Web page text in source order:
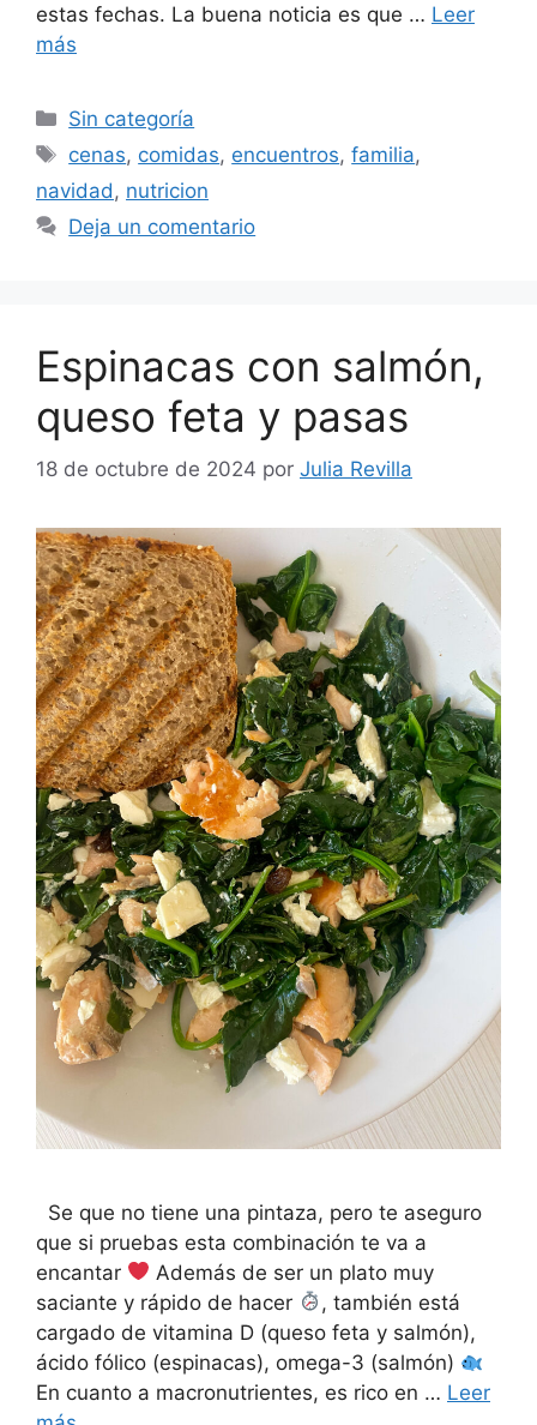
estas fechas. La buena noticia es que … Leer
más
Sin categoría
cenas, comidas, encuentros,familia,
navidad , nutricion
Deja un comentario
Espinacas con salmón,
queso feta y pasas
18 de octubre de 2024 por Julia Revilla
Se que no tiene una pintaza, pero te aseguro
que si pruebas esta combinación te va a
encantar
Además de ser un plato muy
saciante y rápido de hacer
, también está
cargado de vitamina D (queso feta y salmón),
ácido fólico (espinacas), omega-3 (salmón)
En cuanto a macronutrientes, es rico en … Leer